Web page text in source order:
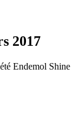
2017
Endemol Shine